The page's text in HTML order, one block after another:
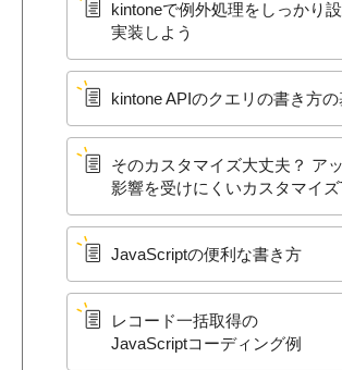
kintoneで​例外処理を​しっかり設
実装しよう
kintone APIの​クエリの​書き方の​
その​カスタマイズ大丈夫？​ ア
影響を​受けに​くいカスタマイズ
JavaScriptの​便利な​書き方
レコード一括取得の​
JavaScriptコーディング例